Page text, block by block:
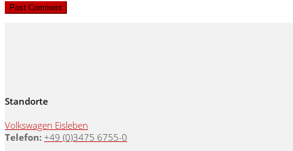
Standorte
Volkswagen Eisleben
Telefon: +49 (0)3475 6755-0